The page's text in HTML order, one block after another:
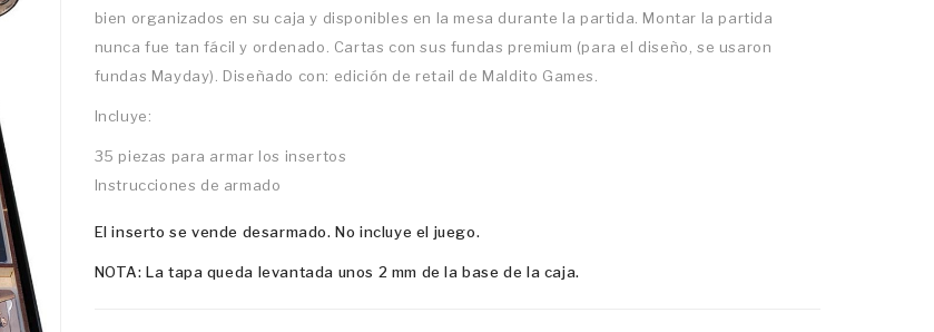
bien organizados en su caja y disponibles en la mesa durante la partida. Montar la partida
nunca fue tan fácil y ordenado. Cartas con sus fundas premium (para el diseño, se usaron
fundas Mayday). Diseñado con: edición de retail de Maldito Games.
Incluye:
35 piezas para armar los insertos
Instrucciones de armado
El inserto se vende desarmado. No incluye el juego.
NOTA: La tapa queda levantada unos 2 mm de la base de la caja.